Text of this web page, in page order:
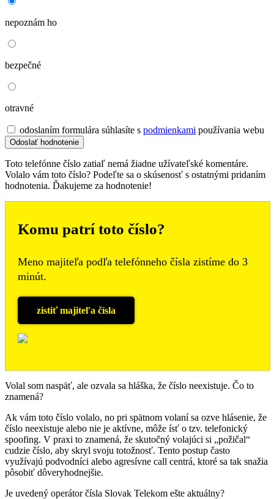
nepoznám ho
bezpečné
otravné
odoslaním formulára súhlasíte s podmienkami používania webu
Toto telefónne číslo zatiaľ nemá žiadne užívateľské komentáre.
Volalo vám toto číslo? Podeľte sa o skúsenosť s ostatnými pridaním
hodnotenia. Ďakujeme za hodnotenie!
Komu patrí toto číslo?
Meno majiteľa podľa telefónneho čísla zistíme do 3
minút.
zistiť majiteľa čísla
Volal som naspäť, ale ozvala sa hláška, že číslo neexistuje. Čo to
znamená?
Ak vám toto číslo volalo, no pri spätnom volaní sa ozve hlásenie, že
číslo neexistuje alebo nie je aktívne, môže ísť o tzv. telefonický
spoofing. V praxi to znamená, že skutočný volajúci si „požičal“
cudzie číslo, aby skryl svoju totožnosť. Tento postup často
využívajú podvodníci alebo agresívne call centrá, ktoré sa tak snažia
pôsobiť dôveryhodnejšie.
Je uvedený operátor čísla Slovak Telekom ešte aktuálny?